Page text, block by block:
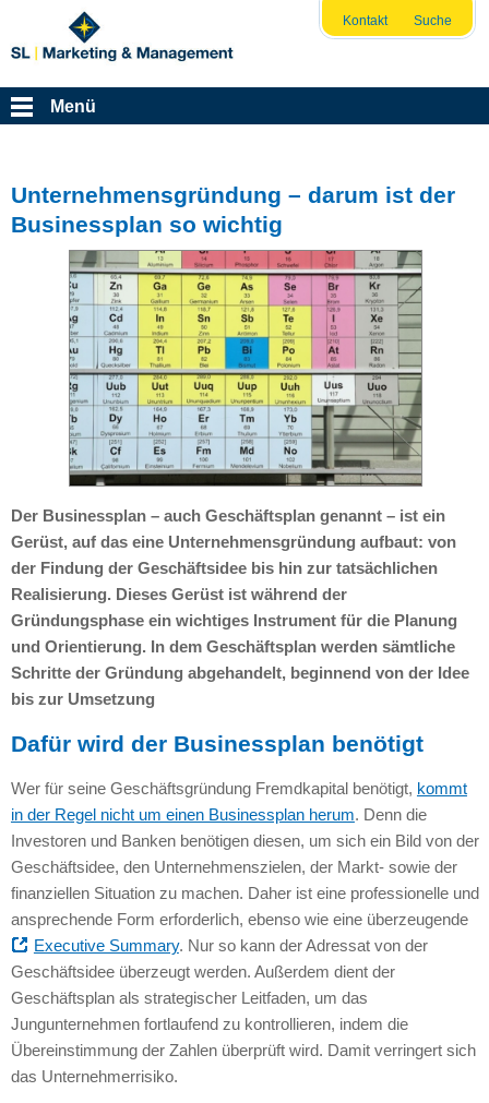
Kontakt Suche
Menü
Unternehmensgründung – darum ist der
Businessplan so wichtig
Der Businessplan – auch Geschäftsplan genannt – ist ein
Gerüst, auf das eine Unternehmensgründung aufbaut: von
der Findung der Geschäftsidee bis hin zur tatsächlichen
Realisierung. Dieses Gerüst ist während der
Gründungsphase ein wichtiges Instrument für die Planung
und Orientierung. In dem Geschäftsplan werden sämtliche
Schritte der Gründung abgehandelt, beginnend von der Idee
bis zur Umsetzung
Dafür wird der Businessplan benötigt
Wer für seine Geschäftsgründung Fremdkapital benötigt, kommt
in der Regel nicht um einen Businessplan herum. Denn die
Investoren und Banken benötigen diesen, um sich ein Bild von der
Geschäftsidee, den Unternehmenszielen, der Markt- sowie der
finanziellen Situation zu machen. Daher ist eine professionelle und
ansprechende Form erforderlich, ebenso wie eine überzeugende
Executive Summary. Nur so kann der Adressat von der
Geschäftsidee überzeugt werden. Außerdem dient der
Geschäftsplan als strategischer Leitfaden, um das
Jungunternehmen fortlaufend zu kontrollieren, indem die
Übereinstimmung der Zahlen überprüft wird. Damit verringert sich
das Unternehmerrisiko.